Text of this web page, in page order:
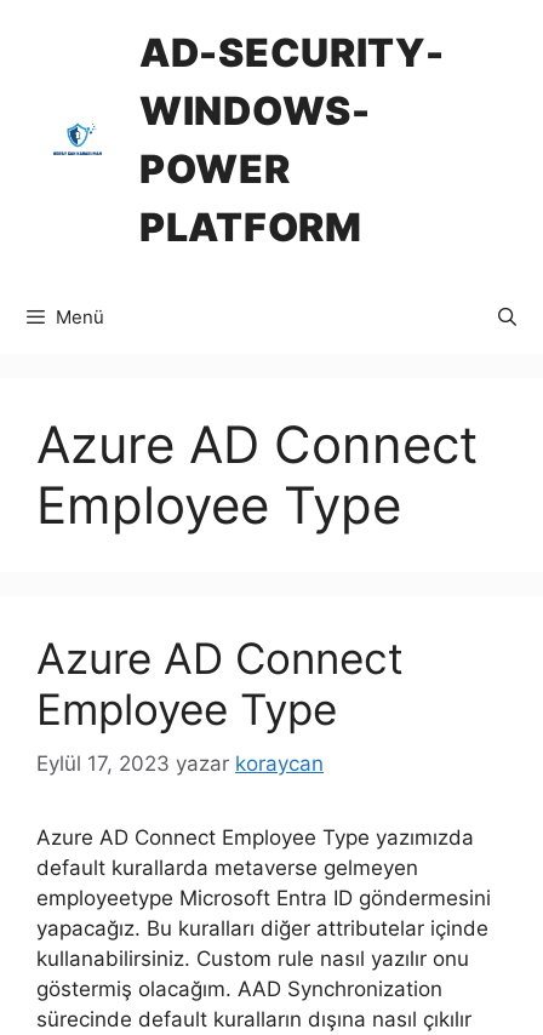
AD-SECURITY-
WINDOWS-
POWER
PLATFORM
Menü
Azure AD Connect
Employee Type
Azure AD Connect
Employee Type
Eylül 17, 2023 yazar koraycan
Azure AD Connect Employee Type yazımızda
default kurallarda metaverse gelmeyen
employeetype Microsoft Entra ID göndermesini
yapacağız. Bu kuralları diğer attributelar içinde
kullanabilirsiniz. Custom rule nasıl yazılır onu
göstermiş olacağım. AAD Synchronization
sürecinde default kuralların dışına nasıl çıkılır